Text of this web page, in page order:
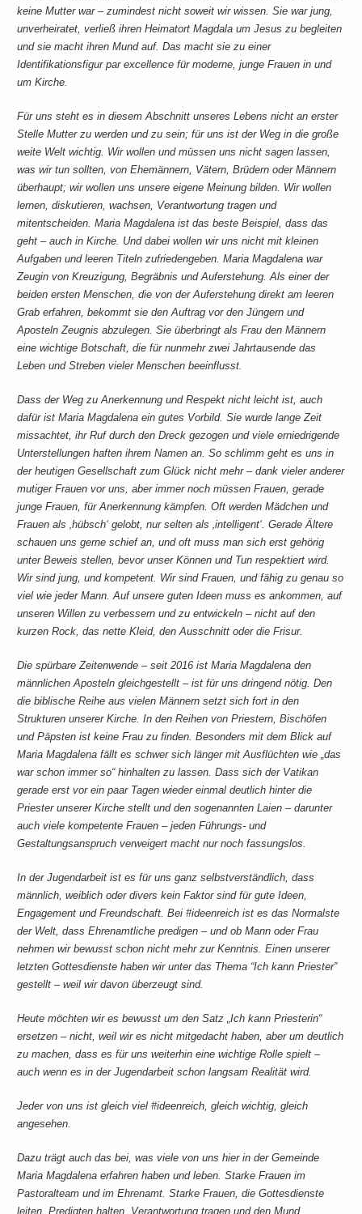
keine Mutter war – zumindest nicht soweit wir wissen. Sie war jung,
unverheiratet, verließ ihren Heimatort Magdala um Jesus zu begleiten
und sie macht ihren Mund auf. Das macht sie zu einer
Identifikationsfigur par excellence für moderne, junge Frauen in und
um Kirche.
Für uns steht es in diesem Abschnitt unseres Lebens nicht an erster
Stelle Mutter zu werden und zu sein; für uns ist der Weg in die große
weite Welt wichtig. Wir wollen und müssen uns nicht sagen lassen,
was wir tun sollten, von Ehemännern, Vätern, Brüdern oder Männern
überhaupt; wir wollen uns unsere eigene Meinung bilden. Wir wollen
lernen, diskutieren, wachsen, Verantwortung tragen und
mitentscheiden. Maria Magdalena ist das beste Beispiel, dass das
geht – auch in Kirche. Und dabei wollen wir uns nicht mit kleinen
Aufgaben und leeren Titeln zufriedengeben. Maria Magdalena war
Zeugin von Kreuzigung, Begräbnis und Auferstehung. Als einer der
beiden ersten Menschen, die von der Auferstehung direkt am leeren
Grab erfahren, bekommt sie den Auftrag vor den Jüngern und
Aposteln Zeugnis abzulegen. Sie überbringt als Frau den Männern
eine wichtige Botschaft, die für nunmehr zwei Jahrtausende das
Leben und Streben vieler Menschen beeinflusst.
Dass der Weg zu Anerkennung und Respekt nicht leicht ist, auch
dafür ist Maria Magdalena ein gutes Vorbild. Sie wurde lange Zeit
missachtet, ihr Ruf durch den Dreck gezogen und viele erniedrigende
Unterstellungen haften ihrem Namen an. So schlimm geht es uns in
der heutigen Gesellschaft zum Glück nicht mehr – dank vieler anderer
mutiger Frauen vor uns, aber immer noch müssen Frauen, gerade
junge Frauen, für Anerkennung kämpfen. Oft werden Mädchen und
Frauen als ‚hübsch‘ gelobt, nur selten als ‚intelligent‘. Gerade Ältere
schauen uns gerne schief an, und oft muss man sich erst gehörig
unter Beweis stellen, bevor unser Können und Tun respektiert wird.
Wir sind jung, und kompetent. Wir sind Frauen, und fähig zu genau so
viel wie jeder Mann. Auf unsere guten Ideen muss es ankommen, auf
unseren Willen zu verbessern und zu entwickeln – nicht auf den
kurzen Rock, das nette Kleid, den Ausschnitt oder die Frisur.
Die spürbare Zeitenwende – seit 2016 ist Maria Magdalena den
männlichen Aposteln gleichgestellt – ist für uns dringend nötig. Den
die biblische Reihe aus vielen Männern setzt sich fort in den
Strukturen unserer Kirche. In den Reihen von Priestern, Bischöfen
und Päpsten ist keine Frau zu finden. Besonders mit dem Blick auf
Maria Magdalena fällt es schwer sich länger mit Ausflüchten wie „das
war schon immer so“ hinhalten zu lassen. Dass sich der Vatikan
gerade erst vor ein paar Tagen wieder einmal deutlich hinter die
Priester unserer Kirche stellt und den sogenannten Laien – darunter
auch viele kompetente Frauen – jeden Führungs- und
Gestaltungsanspruch verweigert macht nur noch fassungslos.
In der Jugendarbeit ist es für uns ganz selbstverständlich, dass
männlich, weiblich oder divers kein Faktor sind für gute Ideen,
Engagement und Freundschaft. Bei #ideenreich ist es das Normalste
der Welt, dass Ehrenamtliche predigen – und ob Mann oder Frau
nehmen wir bewusst schon nicht mehr zur Kenntnis. Einen unserer
letzten Gottesdienste haben wir unter das Thema “Ich kann Priester”
gestellt – weil wir davon überzeugt sind.
Heute möchten wir es bewusst um den Satz „Ich kann Priesterin“
ersetzen – nicht, weil wir es nicht mitgedacht haben, aber um deutlich
zu machen, dass es für uns weiterhin eine wichtige Rolle spielt –
auch wenn es in der Jugendarbeit schon langsam Realität wird.
Jeder von uns ist gleich viel #ideenreich, gleich wichtig, gleich
angesehen.
Dazu trägt auch das bei, was viele von uns hier in der Gemeinde
Maria Magdalena erfahren haben und leben. Starke Frauen im
Pastoralteam und im Ehrenamt. Starke Frauen, die Gottesdienste
leiten, Predigten halten, Verantwortung tragen und den Mund